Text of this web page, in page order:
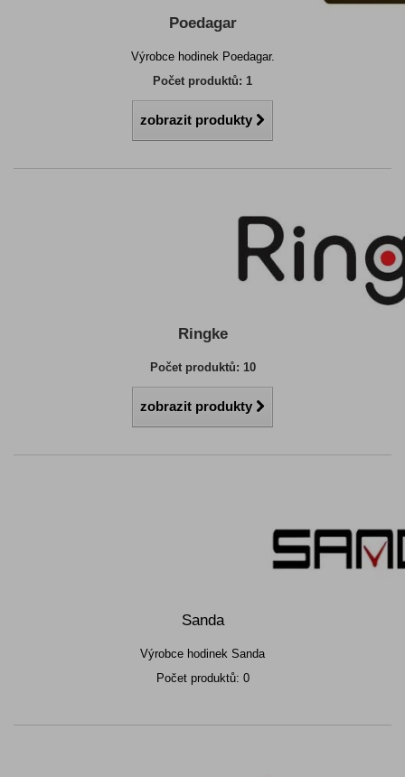
Poedagar
Výrobce hodinek Poedagar.
Počet produktů: 1
zobrazit produkty
Ringke
Počet produktů: 10
zobrazit produkty
Sanda
Výrobce hodinek Sanda
Počet produktů: 0